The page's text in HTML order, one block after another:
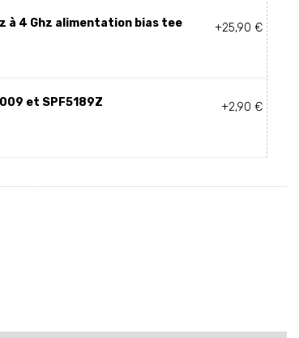
à 4 Ghz alimentation bias tee +25,90 €
et SPF5189Z +2,90 €